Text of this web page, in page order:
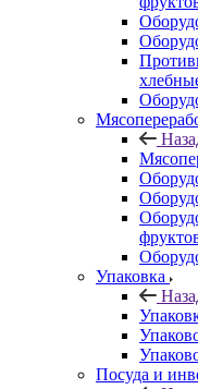
Упаковка
Посуда и